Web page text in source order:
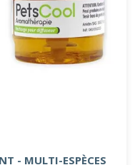
- MULTI-ESPÈCES